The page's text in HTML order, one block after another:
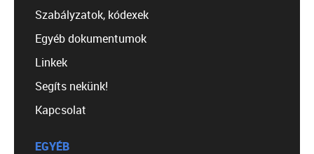
Szabályzatok, kódexek
Egyéb dokumentumok
Linkek
Segíts nekünk!
Kapcsolat
EGYÉB